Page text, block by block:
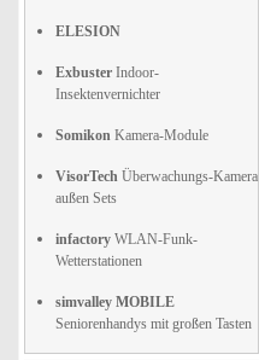
ELESION
Exbuster Indoor-
Insektenvernichter
Somikon Kamera-Module
VisorTech Überwachungs-Kamera
außen Sets
infactory WLAN-Funk-
Wetterstationen
simvalley MOBILE
Seniorenhandys mit großen Tasten